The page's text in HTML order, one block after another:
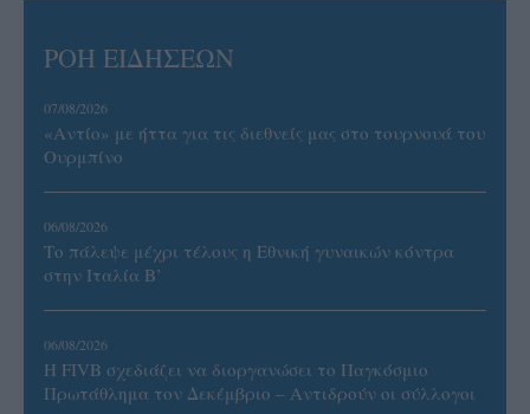
ΡΟΗ ΕΙΔΗΣΕΩΝ
07/08/2026
«Αντίο» με ήττα για τις διεθνείς μας στο τουρνουά του
Ουρμπίνο
06/08/2026
Το πάλεψε μέχρι τέλους η Εθνική γυναικών κόντρα
στην Ιταλία Β’
06/08/2026
Η FIVB σχεδιάζει να διοργανώσει το Παγκόσμιο
Πρωτάθλημα τον Δεκέμβριο – Αντιδρούν οι σύλλογοι